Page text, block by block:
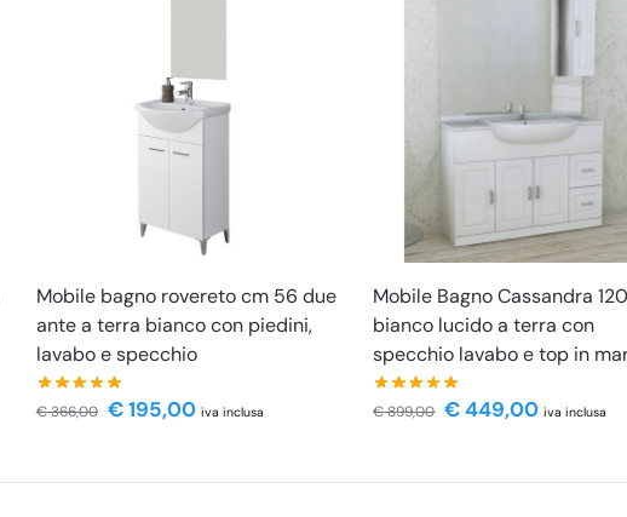
Mobile bagno rovereto cm 56 due
ante a terra bianco con piedini,
lavabo e specchio
€366,00 €195,00 iva inclusa
Mobile Bagno Cassandra
bianco lucido a terra con
specchio lavabo e top in
€899,00 €449,00 iva inclusa